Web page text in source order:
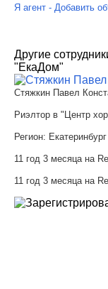
Я агент - Добавить
Другие
"ЕкаДом"
Стяжкин Павел
Риэлтор в "Центр
Регион: Екатеринбург
11 год 3 месяца на
11 год 3 месяца на